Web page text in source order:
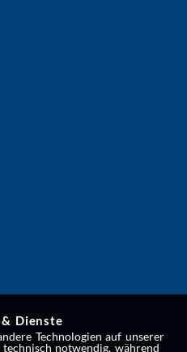
Dienste
Technologien auf unserer
notwendig, während